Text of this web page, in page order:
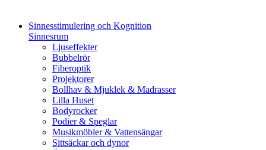
Sinnesstimulering och Kognition
Sinnesrum
Ljuseffekter
Bubbelrör
Fiberoptik
Projektorer
Bollhav & Mjuklek & Madrasser
Lilla Huset
Bodyrocker
Podier & Speglar
Musikmöbler & Vattensängar
Sittsäckar och dynor